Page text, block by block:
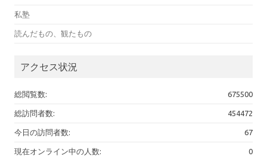
私塾
読んだもの、観たもの
アクセス状況
675500
総閲覧数:
454472
総訪問者数:
67
今日の訪問者数:
0
現在オンライン中の人数: